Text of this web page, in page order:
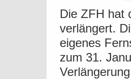
Die ZFH hat
verlängert.
eigenes
zum 31.